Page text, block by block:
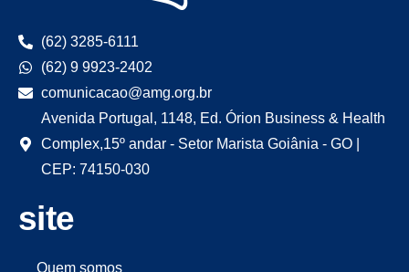
(62) 3285-6111
(62) 9 9923-2402
comunicacao@amg.org.br
Avenida Portugal, 1148, Ed. Órion Business & Health
Complex,15º andar - Setor Marista Goiânia - GO |
CEP: 74150-030
site
Quem somos